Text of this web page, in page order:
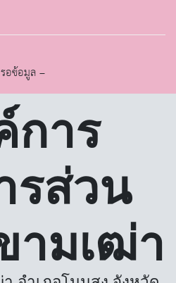
อข้อมูล –
การ
รส่วน
ามเฒ่า